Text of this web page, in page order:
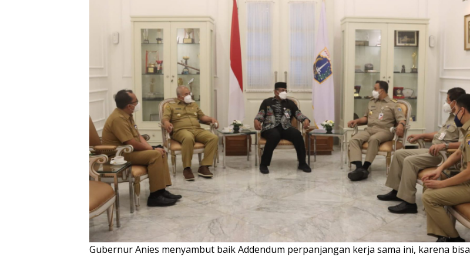
Gubernur Anies menyambut baik Addendum perpanjangan kerja sama ini, karena bisa